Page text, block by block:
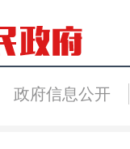
政府信息公开